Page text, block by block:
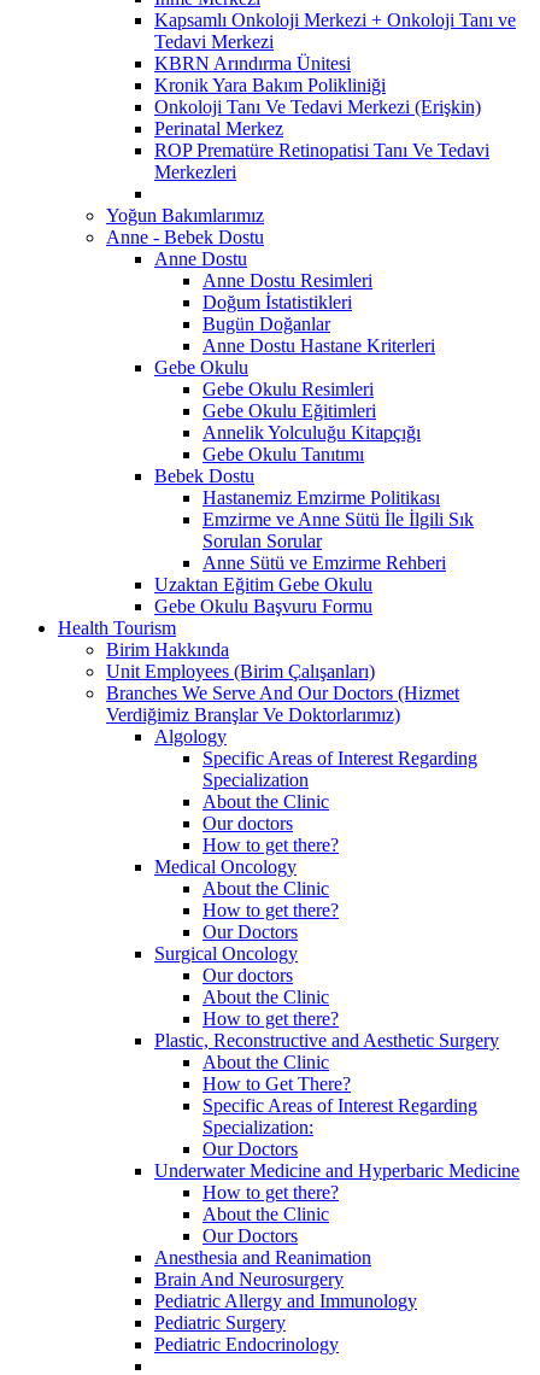
Kapsamlı Onkoloji Merkezi + Onkoloji Tanı ve
Tedavi Merkezi
KBRN Arındırma Ünitesi
Kronik Yara Bakım Polikliniği
Onkoloji Tanı Ve Tedavi Merkezi (Erişkin)
Perinatal Merkez
ROP Prematüre Retinopatisi Tanı Ve Tedavi
Merkezleri
Yoğun Bakımlarımız
Anne - Bebek Dostu
Anne Dostu
Anne Dostu Resimleri
Doğum İstatistikleri
Bugün Doğanlar
Anne Dostu Hastane Kriterleri
Gebe Okulu
Gebe Okulu Resimleri
Gebe Okulu Eğitimleri
Annelik Yolculuğu Kitapçığı
Gebe Okulu Tanıtımı
Bebek Dostu
Hastanemiz Emzirme Politikası
Emzirme ve Anne Sütü İle İlgili Sık
Sorulan Sorular
Anne Sütü ve Emzirme Rehberi
Uzaktan Eğitim Gebe Okulu
Gebe Okulu Başvuru Formu
Health Tourism
Birim Hakkında
Unit Employees (Birim Çalışanları)
Branches We Serve And Our Doctors (Hizmet
Verdiğimiz Branşlar Ve Doktorlarımız)
Algology
Specific Areas of Interest Regarding
Specialization
About the Clinic
Our doctors
How to get there?
Medical Oncology
About the Clinic
How to get there?
Our Doctors
Surgical Oncology
Our doctors
About the Clinic
How to get there?
Plastic, Reconstructive and Aesthetic Surgery
About the Clinic
How to Get There?
Specific Areas of Interest Regarding
Specialization:
Our Doctors
Underwater Medicine and Hyperbaric Medicine
How to get there?
About the Clinic
Our Doctors
Anesthesia and Reanimation
Brain And Neurosurgery
Pediatric Allergy and Immunology
Pediatric Surgery
Pediatric Endocrinology